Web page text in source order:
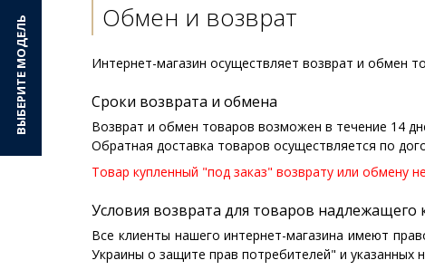
Обмен и возврат
Интернет-магазин осуществляет возврат и обмен
Сроки возврата и обмена
Возврат и обмен товаров возможен в течение 14
Обратная доставка товаров осуществляется по
Товар купленный "под заказ" возврату или обмену
Условия возврата для товаров надлежащего
Все клиенты нашего интернет-магазина имеют
Украины о защите прав потребителей" и указанных
ВЫБЕРИТЕ МОДЕЛЬ